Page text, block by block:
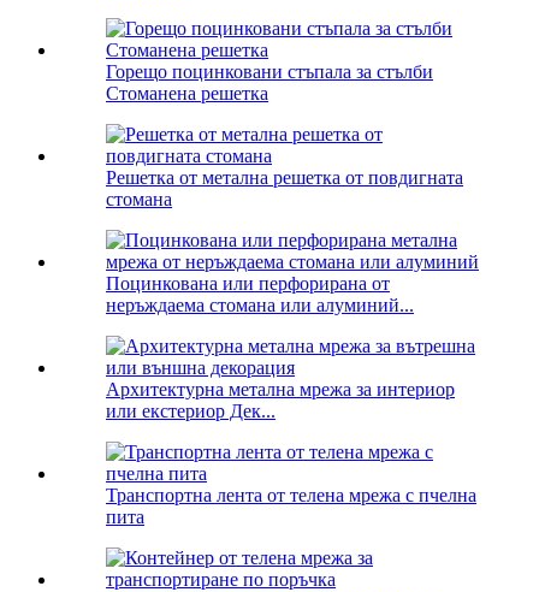
Горещо поцинковани стъпала за стълби
Стоманена решетка
Решетка от метална решетка от повдигната
стомана
Поцинкована или перфорирана от
неръждаема стомана или алуминий...
Архитектурна метална мрежа за интериор
или екстериор Дек...
Транспортна лента от телена мрежа с пчелна
пита